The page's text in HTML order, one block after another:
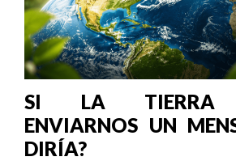
SI LA TIERRA
ENVIARNOS UN
DIRÍA?